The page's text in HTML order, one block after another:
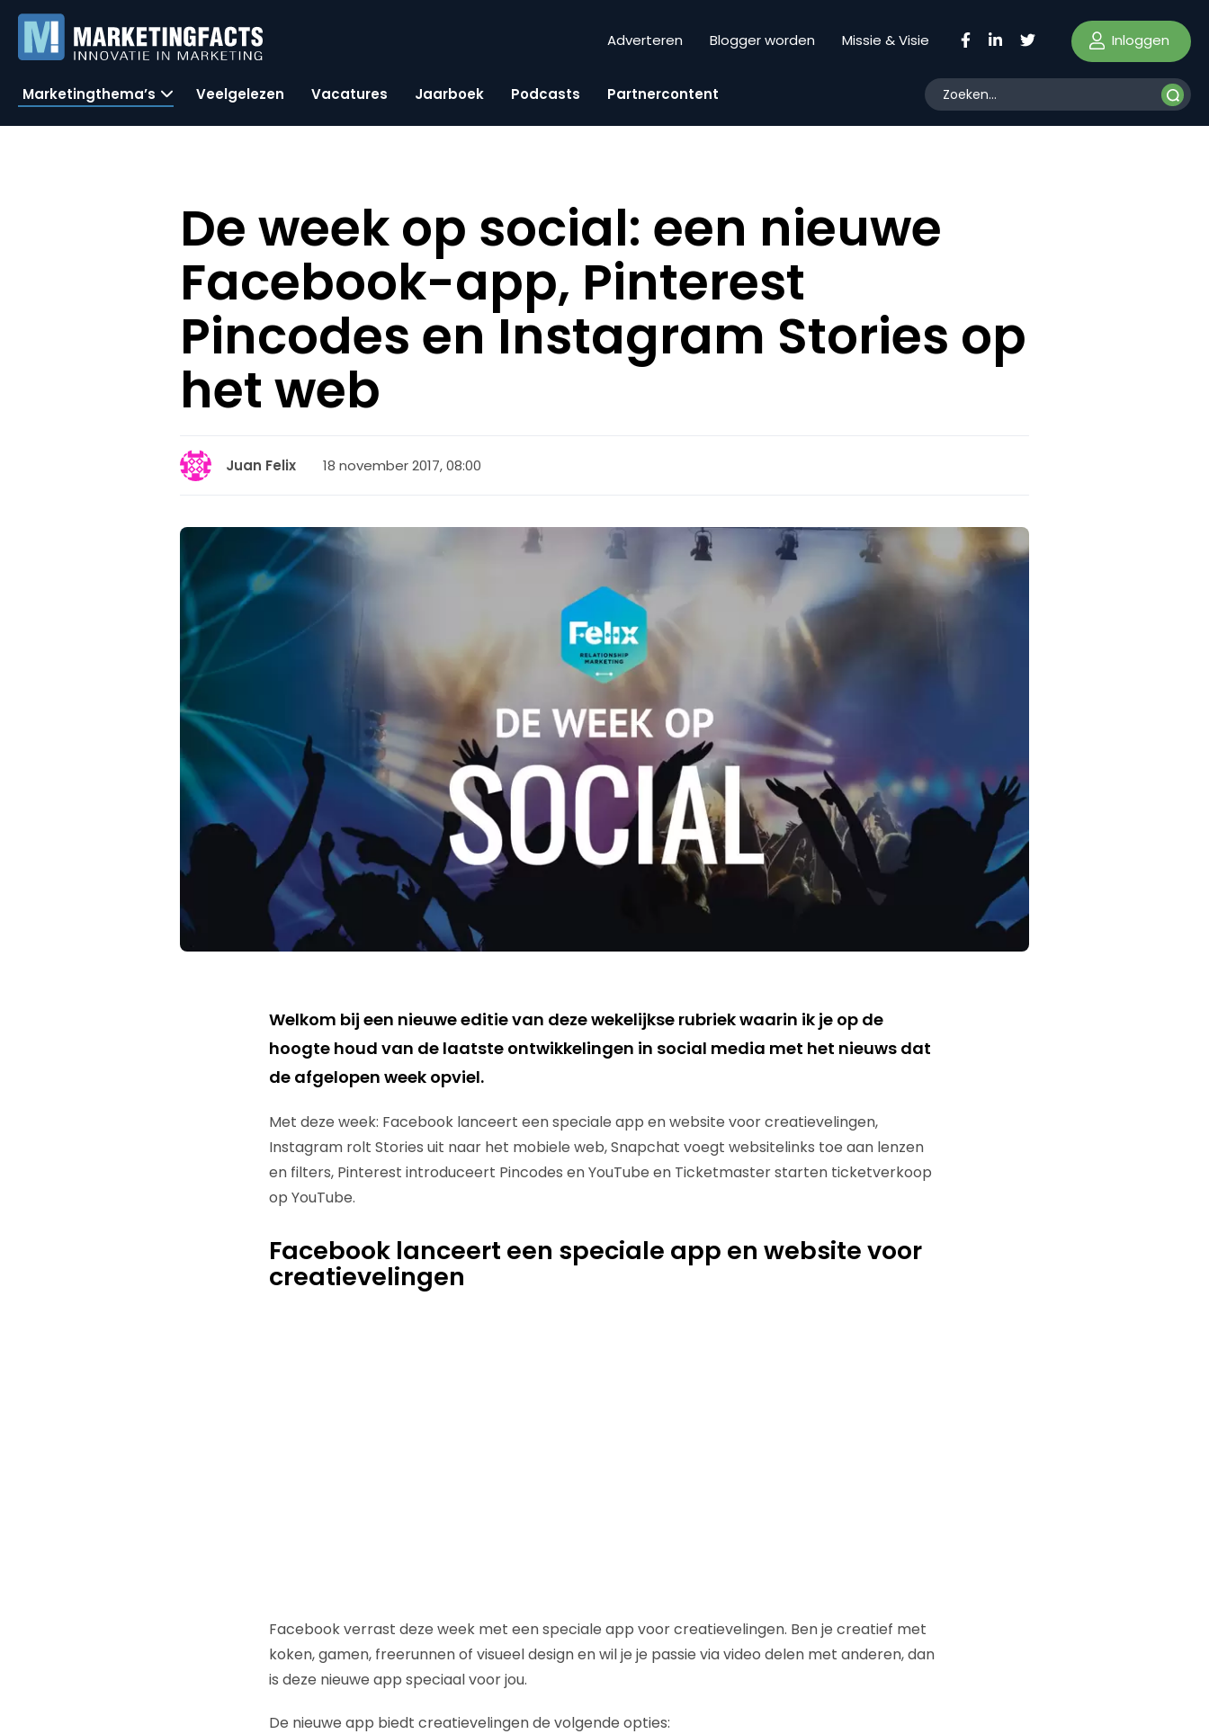
Adverteren Blogger worden Missie & Visie Inloggen
Marketingthema’s Veelgelezen Vacatures Jaarboek Podcasts Partnercontent
De week op social: een nieuwe
Facebook-app, Pinterest
Pincodes en Instagram Stories op
het web
Juan Felix 18 november 2017, 08:00
Welkom bij een nieuwe editie van deze wekelijkse rubriek waarin ik je op de
hoogte houd van de laatste ontwikkelingen in social media met het nieuws dat
de afgelopen week opviel.
Met deze week: Facebook lanceert een speciale app en website voor creatievelingen,
Instagram rolt Stories uit naar het mobiele web, Snapchat voegt websitelinks toe aan lenzen
en filters, Pinterest introduceert Pincodes en YouTube en Ticketmaster starten ticketverkoop
op YouTube.
Facebook lanceert een speciale app en website voor
creatievelingen
Facebook verrast deze week met een speciale app voor creatievelingen. Ben je creatief met
koken, gamen, freerunnen of visueel design en wil je je passie via video delen met anderen, dan
is deze nieuwe app speciaal voor jou.
De nieuwe app biedt creatievelingen de volgende opties: